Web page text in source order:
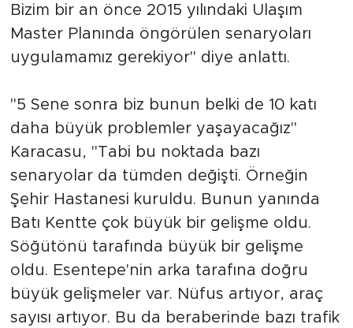
Bizim bir an önce 2015 yılındaki Ulaşım
Master Planında öngörülen senaryoları
uygulamamız gerekiyor" diye anlattı.
"5 Sene sonra biz bunun belki de 10 katı
daha büyük problemler yaşayacağız"
Karacasu, "Tabi bu noktada bazı
senaryolar da tümden değişti. Örneğin
Şehir Hastanesi kuruldu. Bunun yanında
Batı Kentte çok büyük bir gelişme oldu.
Söğütönü tarafında büyük bir gelişme
oldu. Esentepe'nin arka tarafına doğru
büyük gelişmeler var. Nüfus artıyor, araç
sayısı artıyor. Bu da beraberinde bazı trafik